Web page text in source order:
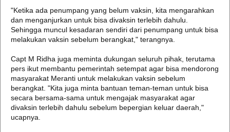
"Ketika ada penumpang yang belum vaksin, kita mengarahkan
dan menganjurkan untuk bisa divaksin terlebih dahulu.
Sehingga muncul kesadaran sendiri dari penumpang untuk bisa
melakukan vaksin sebelum berangkat," terangnya.
Capt M Ridha juga meminta dukungan seluruh pihak, terutama
pers ikut membantu pemerintah setempat agar bisa mendorong
masyarakat Meranti untuk melakukan vaksin sebelum
berangkat. "Kita juga minta bantuan teman-teman untuk bisa
secara bersama-sama untuk mengajak masyarakat agar
divaksin terlebih dahulu sebelum bepergian keluar daerah,"
ucapnya.